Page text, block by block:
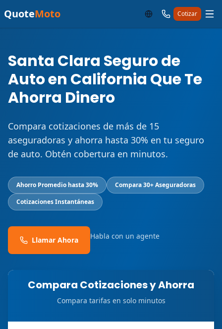
QuoteMoto Cotizar
Santa Clara Seguro de
Auto en California Que Te
Ahorra Dinero
Compara cotizaciones de más de 15
aseguradoras y ahorra hasta 30% en tu seguro
de auto. Obtén cobertura en minutos.
Ahorro Promedio hasta 30%
Compara 30+ Aseguradoras
Cotizaciones Instantáneas
Llamar Ahora Habla con un agente
Compara Cotizaciones y Ahorra
Compara tarifas en solo minutos